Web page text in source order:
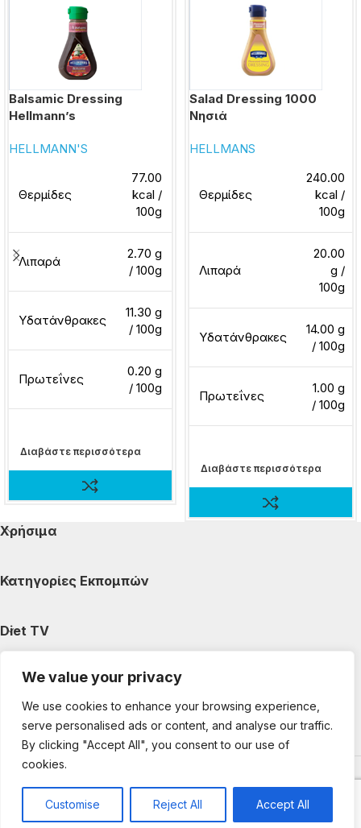
We value your privacy
We use cookies to enhance your browsing experience,
serve personalised ads or content, and analyse our traffic.
By clicking "Accept All", you consent to our use of
cookies.
Customise Reject All Accept All
Balsamic Dressing
Hellmann’s
HELLMANN'S
Θερμίδες
77.00
kcal /
100g
Λιπαρά
2.70 g
/ 100g
Υδατάνθρακες
11.30 g
/ 100g
Πρωτεΐνες
0.20 g
/ 100g
Διαβάστε περισσότερα
Salad Dressing 1000
Νησιά
HELLMANS
Θερμίδες
240.00
kcal /
100g
Λιπαρά
20.00
g /
100g
Υδατάνθρακες
14.00 g
/ 100g
Πρωτεΐνες
1.00 g
/ 100g
Διαβάστε περισσότερα
Χρήσιμα
Κατηγορίες Εκπομπών
Diet TV
Κατηγορίες Άρθρων
Ακολουθήστε μας
Copyright © 2025 DietTV. All Rights Reserved.
development by web-idea.gr